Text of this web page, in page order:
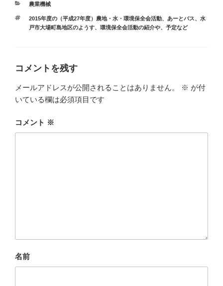
カ
ゴ
リ
農業機械
タ
グ
2015年度の（平成27年度）農地・水・環境保全会活動、 あーとバス、 水
戸市大場町島地区のようす、 環境保全会活動の紹介や、予定など
コメントを残す
メールアドレスが公開されることはありません。 ※ が付
いている欄は必須項目です
コメント ※
名前